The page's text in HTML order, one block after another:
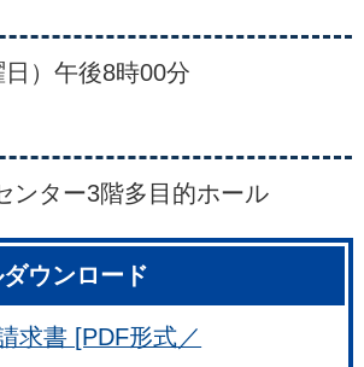
）午後8時00分
ンター3階多目的ホール
ウンロード
求書 [PDF形式／